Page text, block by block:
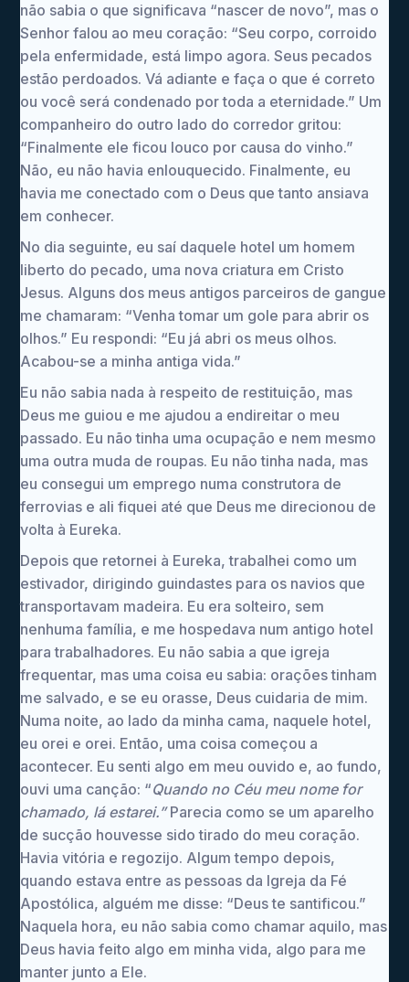
não sabia o que significava “nascer de novo”, mas o
Senhor falou ao meu coração: “Seu corpo, corroido
pela enfermidade, está limpo agora. Seus pecados
estão perdoados. Vá adiante e faça o que é correto
ou você será condenado por toda a eternidade.” Um
companheiro do outro lado do corredor gritou:
“Finalmente ele ficou louco por causa do vinho.”
Não, eu não havia enlouquecido. Finalmente, eu
havia me conectado com o Deus que tanto ansiava
em conhecer.
No dia seguinte, eu saí daquele hotel um homem
liberto do pecado, uma nova criatura em Cristo
Jesus. Alguns dos meus antigos parceiros de gangue
me chamaram: “Venha tomar um gole para abrir os
olhos.” Eu respondi: “Eu já abri os meus olhos.
Acabou-se a minha antiga vida.”
Eu não sabia nada à respeito de restituição, mas
Deus me guiou e me ajudou a endireitar o meu
passado. Eu não tinha uma ocupação e nem mesmo
uma outra muda de roupas. Eu não tinha nada, mas
eu consegui um emprego numa construtora de
ferrovias e ali fiquei até que Deus me direcionou de
volta à Eureka.
Depois que retornei à Eureka, trabalhei como um
estivador, dirigindo guindastes para os navios que
transportavam madeira. Eu era solteiro, sem
nenhuma família, e me hospedava num antigo hotel
para trabalhadores. Eu não sabia a que igreja
frequentar, mas uma coisa eu sabia: orações tinham
me salvado, e se eu orasse, Deus cuidaria de mim.
Numa noite, ao lado da minha cama, naquele hotel,
eu orei e orei. Então, uma coisa começou a
acontecer. Eu senti algo em meu ouvido e, ao fundo,
ouvi uma canção: “Quando no Céu meu nome for
chamado, lá estarei.”Parecia como se um aparelho
de sucção houvesse sido tirado do meu coração.
Havia vitória e regozijo. Algum tempo depois,
quando estava entre as pessoas da Igreja da Fé
Apostólica, alguém me disse: “Deus te santificou.”
Naquela hora, eu não sabia como chamar aquilo, mas
Deus havia feito algo em minha vida, algo para me
manter junto a Ele.